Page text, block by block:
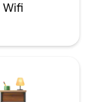
Wifi